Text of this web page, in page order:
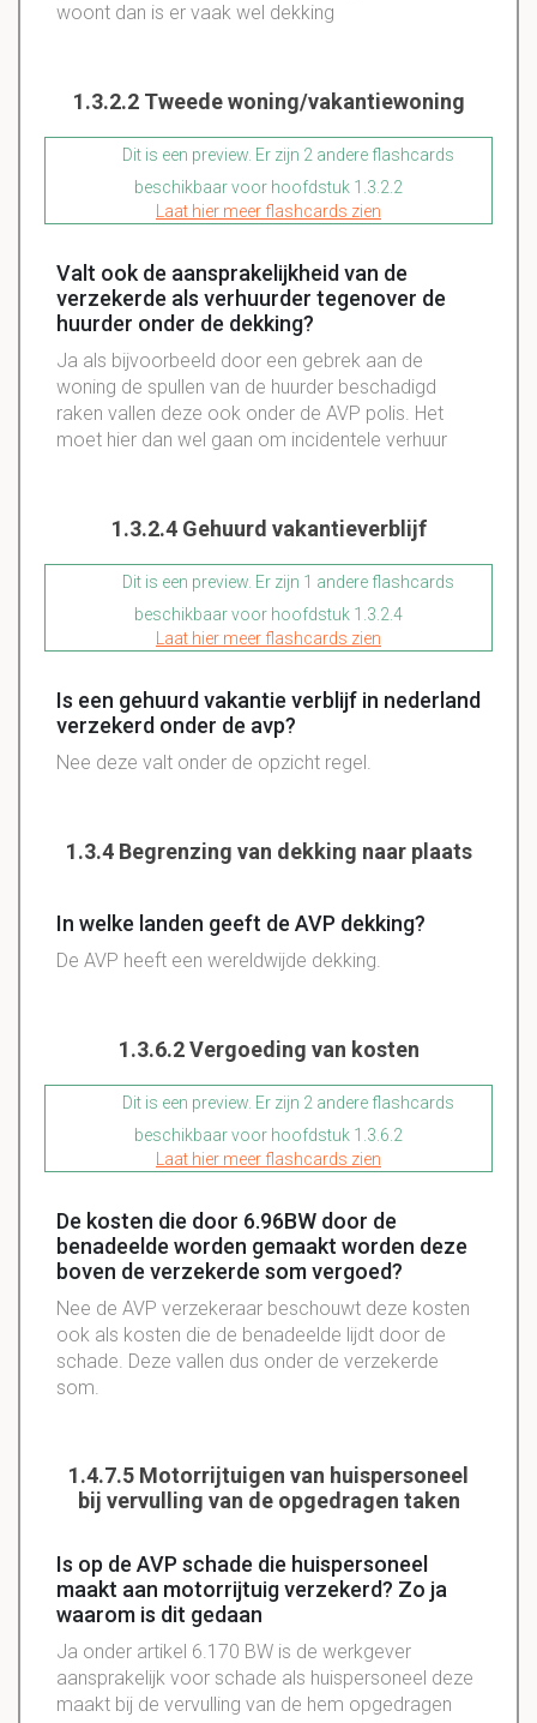
woont dan is er vaak wel dekking
1.3.2.2 Tweede woning/vakantiewoning
Dit is een preview. Er zijn 2 andere flashcards
beschikbaar voor hoofdstuk 1.3.2.2
Laat hier meer flashcards zien
Valt ook de aansprakelijkheid van de
verzekerde als verhuurder tegenover de
huurder onder de dekking?
Ja als bijvoorbeeld door een gebrek aan de
woning de spullen van de huurder beschadigd
raken vallen deze ook onder de AVP polis. Het
moet hier dan wel gaan om incidentele verhuur
1.3.2.4 Gehuurd vakantieverblijf
Dit is een preview. Er zijn 1 andere flashcards
beschikbaar voor hoofdstuk 1.3.2.4
Laat hier meer flashcards zien
Is een gehuurd vakantie verblijf in nederland
verzekerd onder de avp?
Nee deze valt onder de opzicht regel.
1.3.4 Begrenzing van dekking naar plaats
In welke landen geeft de AVP dekking?
De AVP heeft een wereldwijde dekking.
1.3.6.2 Vergoeding van kosten
Dit is een preview. Er zijn 2 andere flashcards
beschikbaar voor hoofdstuk 1.3.6.2
Laat hier meer flashcards zien
De kosten die door 6.96BW door de
benadeelde worden gemaakt worden deze
boven de verzekerde som vergoed?
Nee de AVP verzekeraar beschouwt deze kosten
ook als kosten die de benadeelde lijdt door de
schade. Deze vallen dus onder de verzekerde
som.
1.4.7.5 Motorrijtuigen van huispersoneel
bij vervulling van de opgedragen taken
Is op de AVP schade die huispersoneel
maakt aan motorrijtuig verzekerd? Zo ja
waarom is dit gedaan
Ja onder artikel 6.170 BW is de werkgever
aansprakelijk voor schade als huispersoneel deze
maakt bij de vervulling van de hem opgedragen